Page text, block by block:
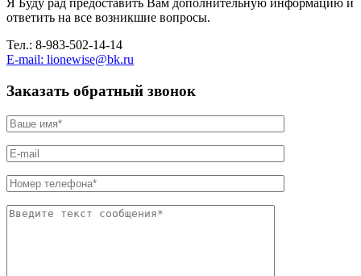
Я Буду рад предоставить Вам дополнительную информацию и
ответить на все возникшие вопросы.
Тел.: 8-983-502-14-14
E-mail: lionewise@bk.ru
Заказать обратный звонок